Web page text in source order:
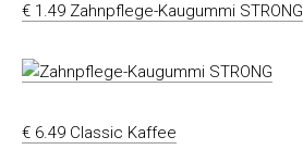
€ 1.49 Zahnpflege-Kaugummi STRONG
€ 6.49 Classic Kaffee